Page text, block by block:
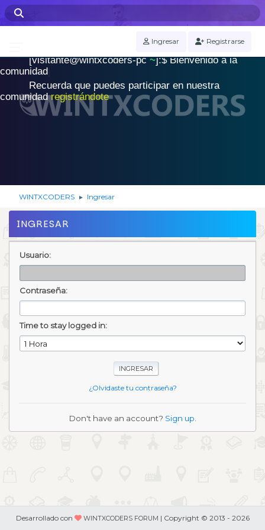
Ingresar Registrarse
WINTXCODERS Terminal
[visitante@wintxcoders-pc~]:$ .
Bienvenido a la
comunidad
Recuerda que puedes participar en nuestra
comunidadregistrándote
WINTXCODERS ► Ingresar
INGRESAR
Usuario:
Contraseña:
Time to stay logged in:
¿Olvidaste tu contraseña?
Don't have an account? Sign up
Desarrollado con WINTXCODERS FORUM | Copyright © 2013 - 2026